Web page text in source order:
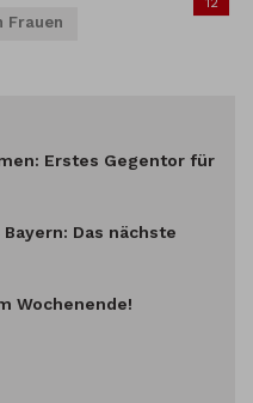
Frauen
Erstes Gegentor für
Das nächste
Wochenende!